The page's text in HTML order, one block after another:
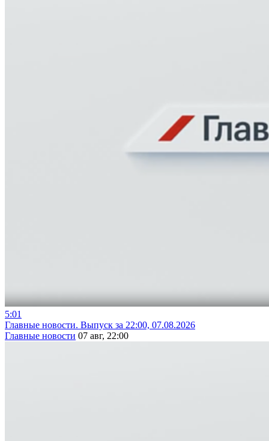
5:01
Главные новости. Выпуск за 22:00, 07.08.2026
Главные новости 07 авг, 22:00